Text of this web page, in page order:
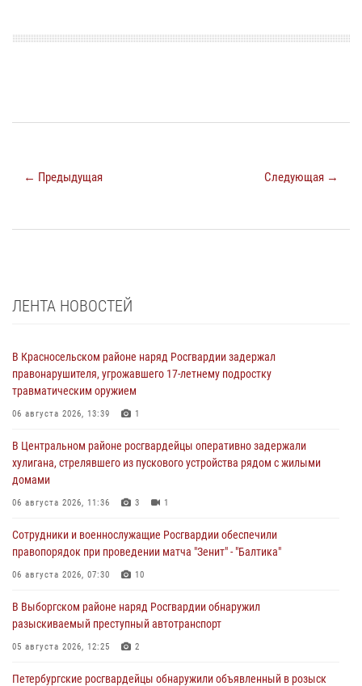
← Предыдущая Следующая →
ЛЕНТА НОВОСТЕЙ
В Красносельском районе наряд Росгвардии задержал
правонарушителя, угрожавшего 17-летнему подростку
травматическим оружием
06 августа 2026, 13:39 1
В Центральном районе росгвардейцы оперативно задержали
хулигана, стрелявшего из пускового устройства рядом с жилыми
домами
06 августа 2026, 11:36 3 1
Сотрудники и военнослужащие Росгвардии обеспечили
правопорядок при проведении матча "Зенит" - "Балтика"
06 августа 2026, 07:30 10
В Выборгском районе наряд Росгвардии обнаружил
разыскиваемый преступный автотранспорт
05 августа 2026, 12:25 2
Петербургские росгвардейцы обнаружили объявленный в розыск